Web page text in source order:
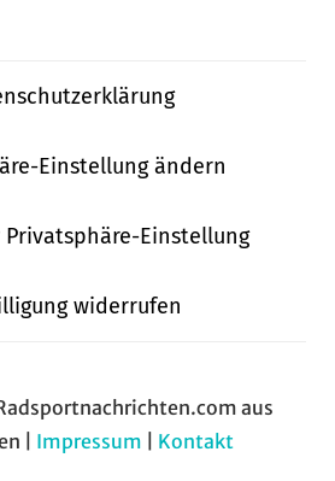
Einstellung ändern
Einstellung
widerrufen
aus
| Impressum Kontakt